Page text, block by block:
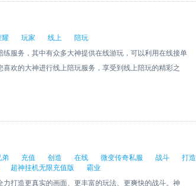
耀 玩家 线上
陪玩
练服务，其中有众多大神提供在线游玩，可以利用在线接单
欢的大神进行线上陪玩服务，享受到线上陪玩的精彩之
。
弟 充值 创造 在线 微变传奇私服 战斗 打造
超神挂机无限充值版
霸业
力打造更真实的画面、更丰富的玩法、更爽快的战斗。神